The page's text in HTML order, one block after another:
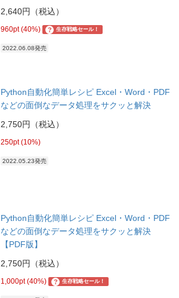
2,640円（税込）
960pt (40%) ? 生存戦略セール！
2022.06.08発売
Python自動化簡単レシピ Excel・Word・PDF
などの面倒なデータ処理をサクッと解決
2,750円（税込）
250pt (10%)
2022.05.23発売
Python自動化簡単レシピ Excel・Word・PDF
などの面倒なデータ処理をサクッと解決
【PDF版】
2,750円（税込）
1,000pt (40%) ? 生存戦略セール！